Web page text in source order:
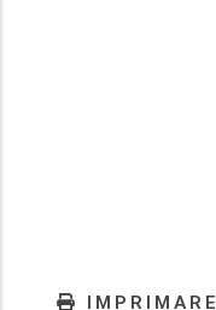
IMPRIMARE